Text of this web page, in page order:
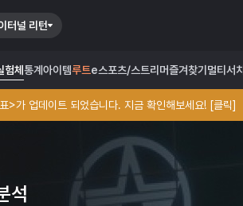
터널 리턴
험체 통계 아이템루트e스포츠/스트리머즐겨찾기 멀티서치
>가 업데이트 되었습니다. 지금 확인해보세요! [클릭]
석